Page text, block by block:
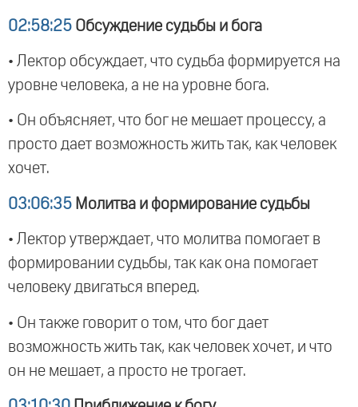
02:58:25 Обсуждение судьбы и бога
• Лектор обсуждает, что судьба формируется на
уровне человека, а не на уровне бога.
• Он объясняет, что бог не мешает процессу, а
просто дает возможность жить так, как человек
хочет.
03:06:35 Молитва и формирование судьбы
• Лектор утверждает, что молитва помогает в
формировании судьбы, так как она помогает
человеку двигаться вперед.
• Он также говорит о том, что бог дает
возможность жить так, как человек хочет, и что
он не мешает, а просто не трогает.